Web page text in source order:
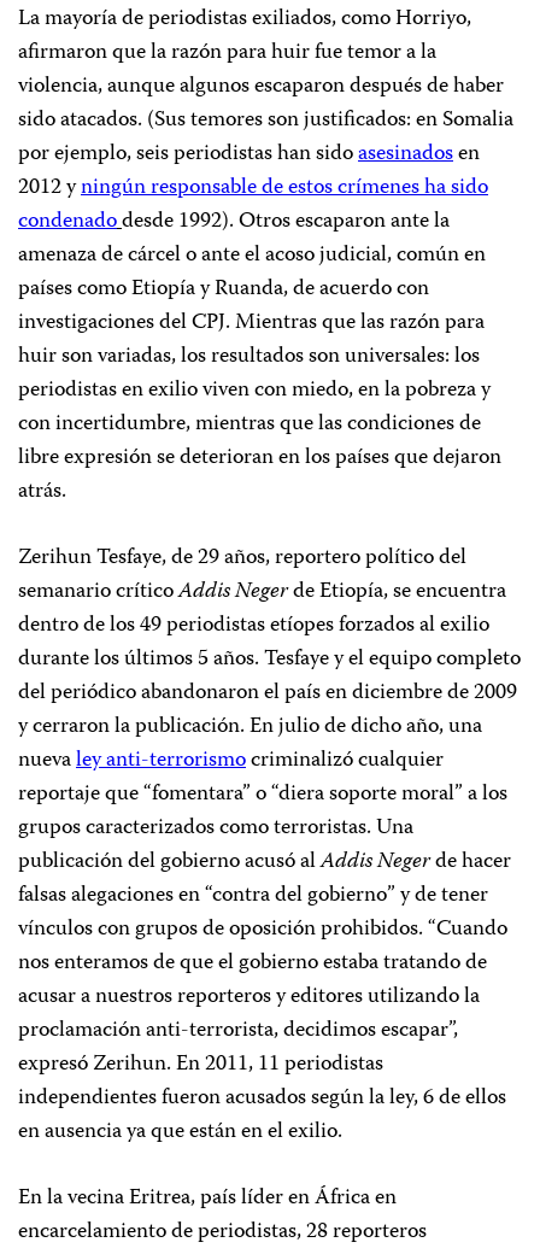
La mayoría de periodistas exiliados, como Horriyo,
afirmaron que la razón para huir fue temor a la
violencia, aunque algunos escaparon después de haber
sido atacados. (Sus temores son justificados: en Somalia
por ejemplo, seis periodistas han sidoasesinadosen
2012 yningún responsable de estos crímenes ha sido
condenadodesde 1992). Otros escaparon ante la
amenaza de cárcel o ante el acoso judicial, común en
países como Etiopía y Ruanda, de acuerdo con
investigaciones del CPJ. Mientras que las razón para
huir son variadas, los resultados son universales: los
periodistas en exilio viven con miedo, en la pobreza y
con incertidumbre, mientras que las condiciones de
libre expresión se deterioran en los países que dejaron
atrás.
Zerihun Tesfaye, de 29 años, reportero político del
semanario críticoAddis Negerde Etiopía, se encuentra
dentro de los 49 periodistas etíopes forzados al exilio
durante los últimos 5 años. Tesfaye y el equipo completo
del periódico abandonaron el país en diciembre de 2009
y cerraron la publicación. En julio de dicho año, una
nuevaley anti-terrorismocriminalizó cualquier
reportaje que “fomentara” o “diera soporte moral” a los
grupos caracterizados como terroristas. Una
publicación del gobierno acusó alAddis Negerde hacer
falsas alegaciones en “contra del gobierno” y de tener
vínculos con grupos de oposición prohibidos. “Cuando
nos enteramos de que el gobierno estaba tratando de
acusar a nuestros reporteros y editores utilizando la
proclamación anti-terrorista, decidimos escapar”,
expresó Zerihun. En 2011, 11 periodistas
independientes fueron acusados según la ley, 6 de ellos
en ausencia ya que están en el exilio.
En la vecina Eritrea, país líder en África en
encarcelamiento de periodistas, 28 reporteros